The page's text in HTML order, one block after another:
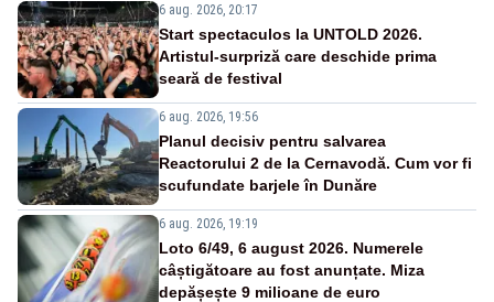
6 aug. 2026, 20:17
Start spectaculos la UNTOLD 2026.
Artistul-surpriză care deschide prima
seară de festival
6 aug. 2026, 19:56
Planul decisiv pentru salvarea
Reactorului 2 de la Cernavodă. Cum vor fi
scufundate barjele în Dunăre
6 aug. 2026, 19:19
Loto 6/49, 6 august 2026. Numerele
câștigătoare au fost anunțate. Miza
depășește 9 milioane de euro